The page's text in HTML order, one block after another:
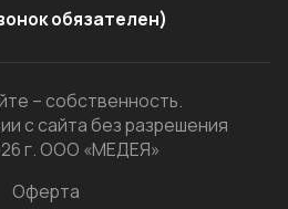
обязателен)
– собственность.
с сайта без разрешения
г. ООО «МЕДЕЯ»
Оферта